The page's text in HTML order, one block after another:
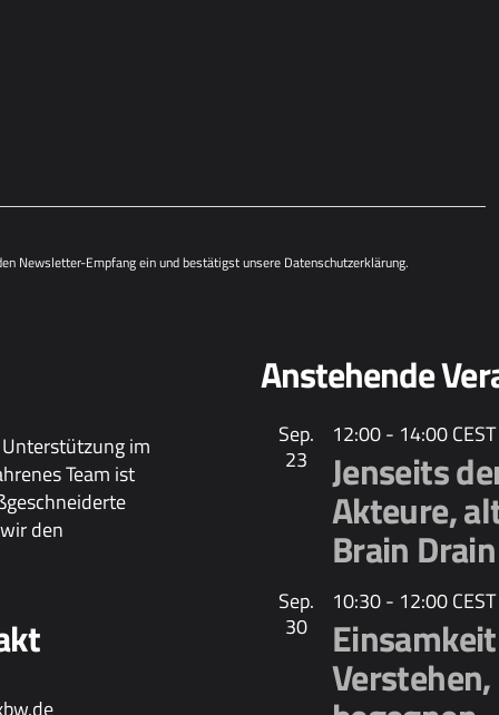
Newsletter-Empfang ein und bestätigst unsere Datenschutzerklärung.
im
Team ist
den
Anstehende
Sep.
23
12:00- 14:00CEST
Jenseits
Akteure,
Brain
Sep.
30
10:30- 12:00CEST